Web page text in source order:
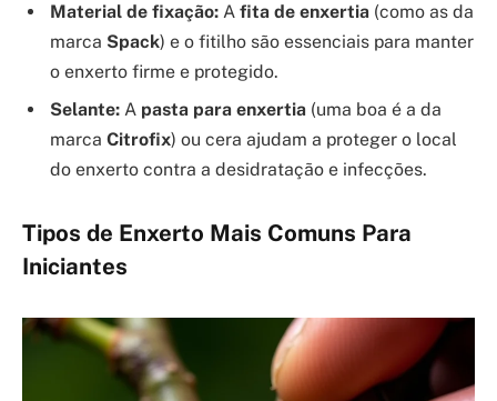
Material de fixação: A fita de enxertia (como as da
marca Spack) e o fitilho são essenciais para manter
o enxerto firme e protegido.
Selante: A pasta para enxertia (uma boa é a da
marca Citrofix) ou cera ajudam a proteger o local
do enxerto contra a desidratação e infecções.
Tipos de Enxerto Mais Comuns Para
Iniciantes